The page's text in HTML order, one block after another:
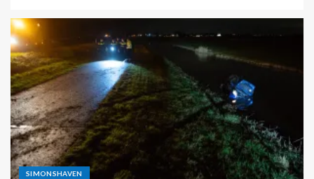
SIMONSHAVEN